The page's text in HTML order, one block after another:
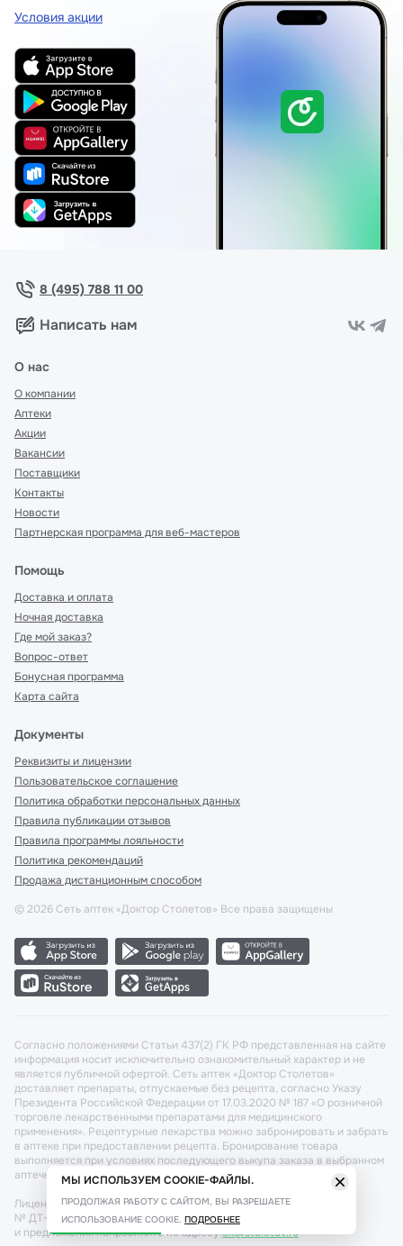
Условия акции
8 (495) 788 11 00
Написать нам
О нас
О компании
Аптеки
Акции
Вакансии
Поставщики
Контакты
Новости
Партнерская программа для веб-мастеров
Помощь
Доставка и оплата
Ночная доставка
Где мой заказ?
Вопрос-ответ
Бонусная программа
Карта сайта
Документы
Реквизиты и лицензии
Пользовательское соглашение
Политика обработки персональных данных
Правила публикации отзывов
Правила программы лояльности
Политика рекомендаций
Продажа дистанционным способом
© 2026 Сеть аптек «Доктор Столетов» Все права защищены
Согласно положениями Статьи 437(2) ГК РФ представленная на сайте
информация носит исключительно ознакомительный характер и не
является публичной офертой. Сеть аптек «Доктор Столетов»
доставляет препараты, отпускаемые без рецепта, согласно Указу
Президента Российской Федерации от 17.03.2020 № 187 «О розничной
торговле лекарственными препаратами для медицинского
применения». Рецептурные лекарства можно забронировать и забрать
в аптеке при предоставлении рецепта. Бронирование товара
выполняется при условиях последующего выкупа заказа в выбранном
аптечном пункте.
Лицензия №: ЛО-77-02-011340 от 22 декабря 2020г. Разрешение
№ ДТ-77-000421 от 25.10.2021 г. Вопросы по заказам, претензии
и предложения направляйте по адресу:cx@stoletov.ru
МЫ ИСПОЛЬЗУЕМ COOKIE-ФАЙЛЫ.
ПРОДОЛЖАЯ РАБОТУ С САЙТОМ, ВЫ РАЗРЕШАЕТЕ
ИСПОЛЬЗОВАНИЕ COOKIE. ПОДРОБНЕЕ